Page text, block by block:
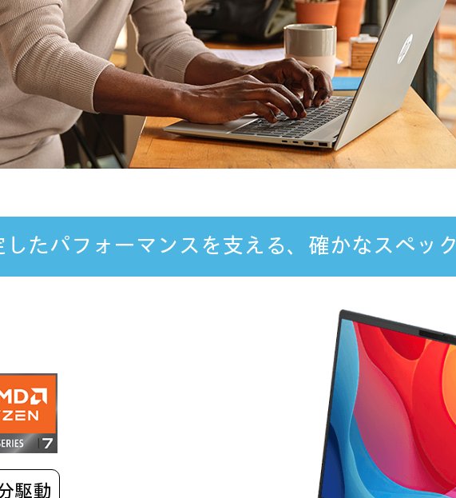
たパフォーマンスを支える、確かなスペック
駆動